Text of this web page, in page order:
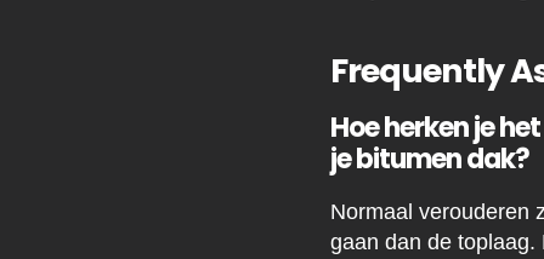
Frequently
Hoe herken je
je bitumen dak?
Normaal verouderen
gaan dan de